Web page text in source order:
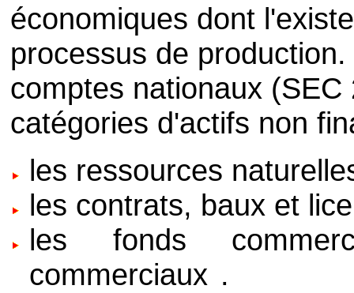
économiques dont
processus de
comptes nationaux
catégories d'actifs non
les ressources
les contrats, baux et
les fonds
commerciaux .